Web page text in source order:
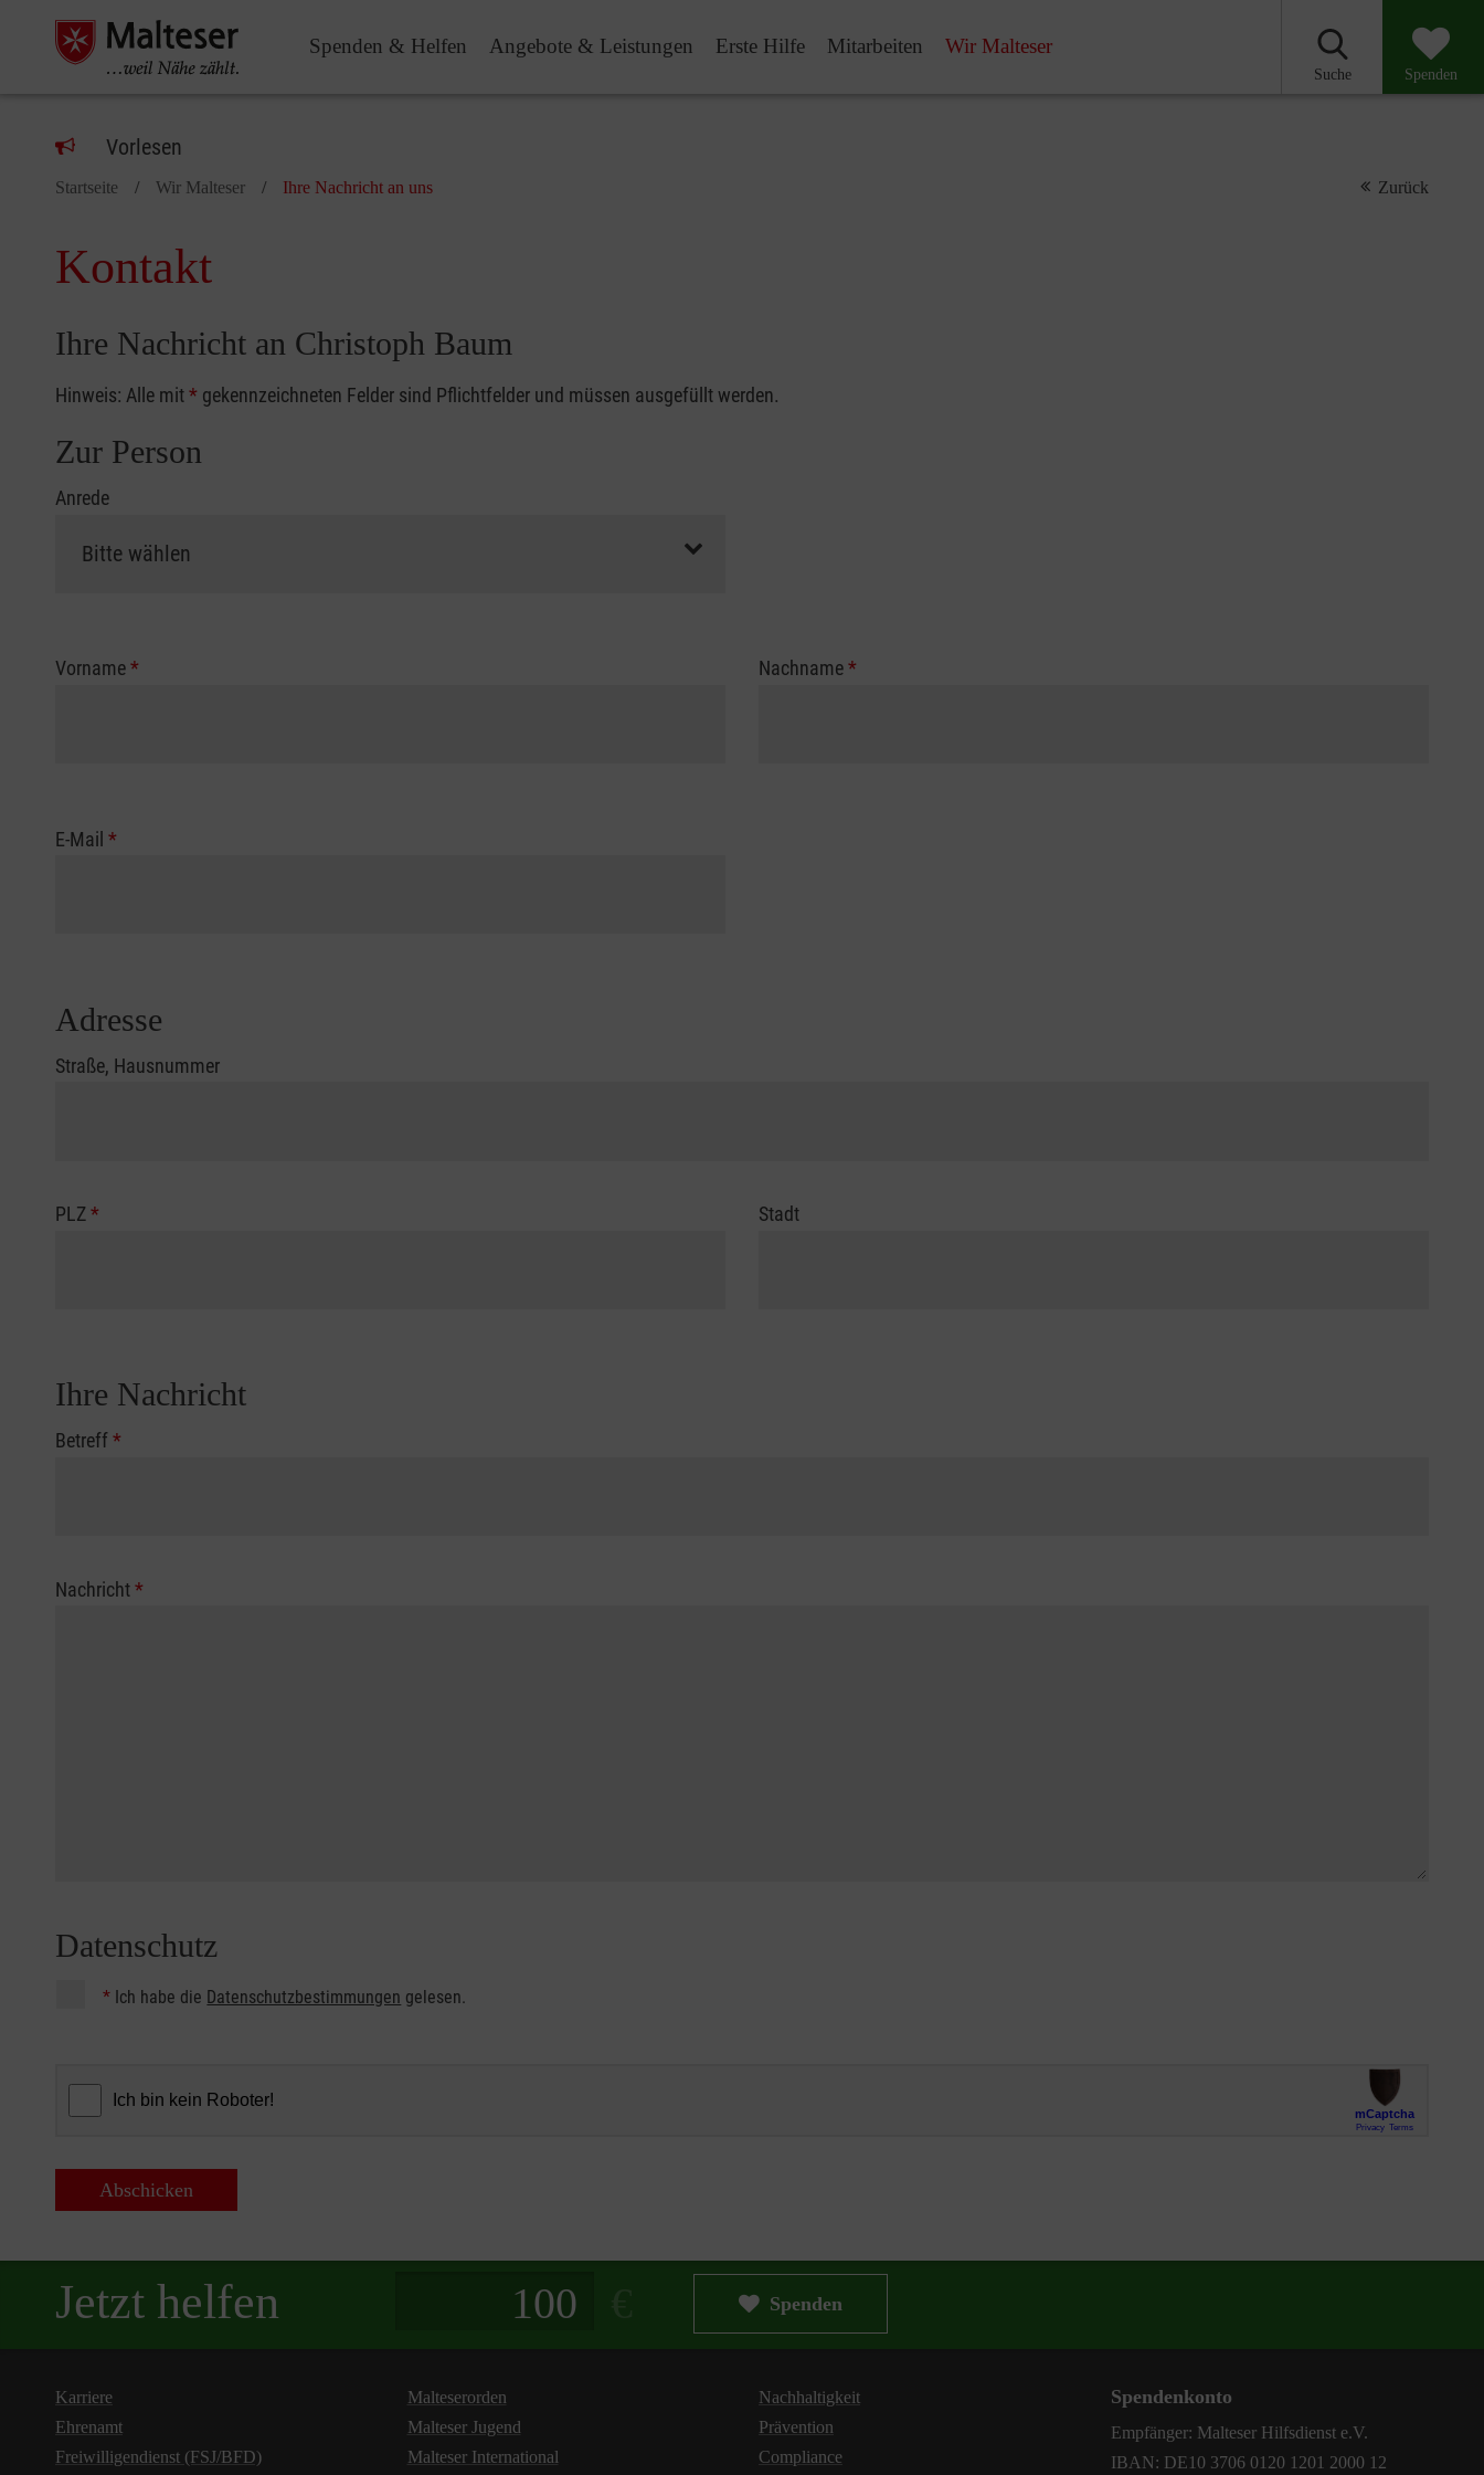
Spenden & Helfen Angebote & Leistungen Erste Hilfe Mitarbeiten Wir Malteser
Suche Spenden
Vorlesen
Startseite Wir Malteser Ihre Nachricht an uns Zurück
Kontakt
Ihre Nachricht an Christoph Baum
Hinweis: Alle mit* gekennzeichneten Felder sind Pflichtfelder und müssen ausgefüllt werden.
Zur Person
Anrede
Vorname* Nachname*
E-Mail *
Adresse
Straße, Hausnummer
PLZ* Stadt
Ihre Nachricht
Betreff*
Nachricht*
Datenschutz
* Ich habe die Datenschutzbestimmungen gelesen.
Abschicken
Jetzt helfen Spenden
Karriere
Ehrenamt
Freiwilligendienst (FSJ/BFD)
Malteserorden
Malteser Jugend
Malteser International
Nachhaltigkeit
Prävention
Compliance
Spendenkonto
Empfänger: Malteser Hilfsdienst e.V.
IBAN: DE10 3706 0120 1201 2000 12